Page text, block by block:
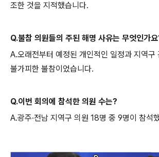
조한 것을 지적했습니다.
Q.불참 의원들의 주된 해명 사유는 무엇인가
A.오래전부터 예정된 개인적인 일정과 지역구
불가피한 불참이었습니다.
Q.이번 회의에 참석한 의원 수는?
A.광주·전남 지역구 의원 18명 중 9명이 참석